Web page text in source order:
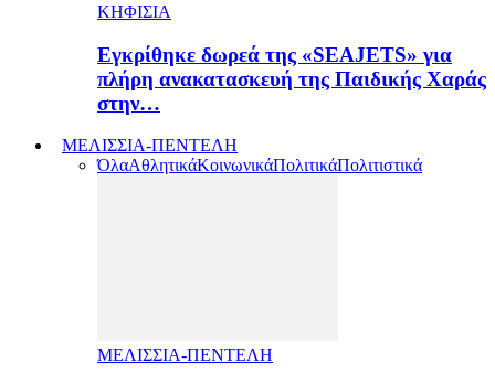
ΚΗΦΙΣΙΑ
Εγκρίθηκε δωρεά της «SEAJETS» για
πλήρη ανακατασκευή της Παιδικής Χαράς
στην…
ΜΕΛΙΣΣΙΑ-ΠΕΝΤΕΛΗ
ΌλαΑθλητικάΚοινωνικάΠολιτικάΠολιτιστικά
ΜΕΛΙΣΣΙΑ-ΠΕΝΤΕΛΗ